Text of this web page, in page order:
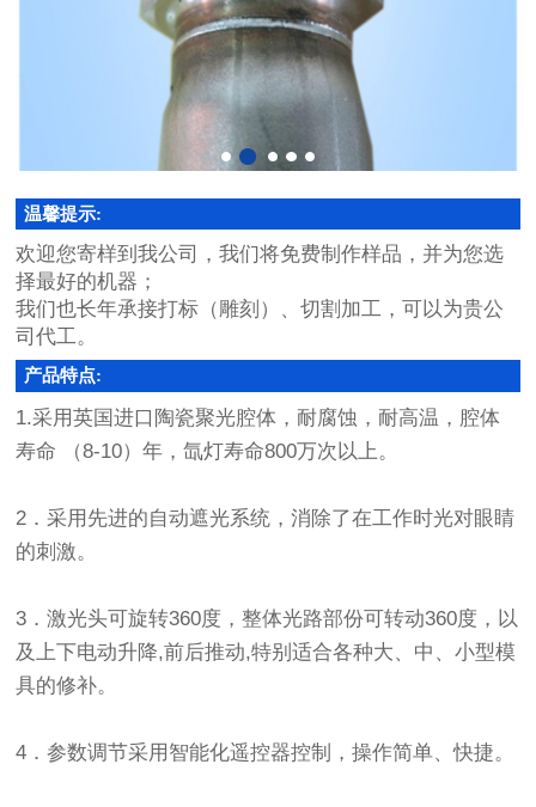
温馨提示:
欢迎您寄样到我公司，我们将免费制作样品，并为您选
择最好的机器；
我们也长年承接打标（雕刻）、切割加工，可以为贵公
司代工。
产品特点:
1.采用英国进口陶瓷聚光腔体，耐腐蚀，耐高温，腔体
寿命 （8-10）年，氙灯寿命800万次以上。
2．采用先进的自动遮光系统，消除了在工作时光对眼睛
的刺激。
3．激光头可旋转360度，整体光路部份可转动360度，以
及上下电动升降,前后推动,特别适合各种大、中、小型模
具的修补。
4．参数调节采用智能化遥控器控制，操作简单、快捷。